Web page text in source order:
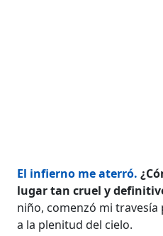
El infierno me aterró.
lugar tan cruel y
niño, comenzó mi
a la plenitud del cielo.